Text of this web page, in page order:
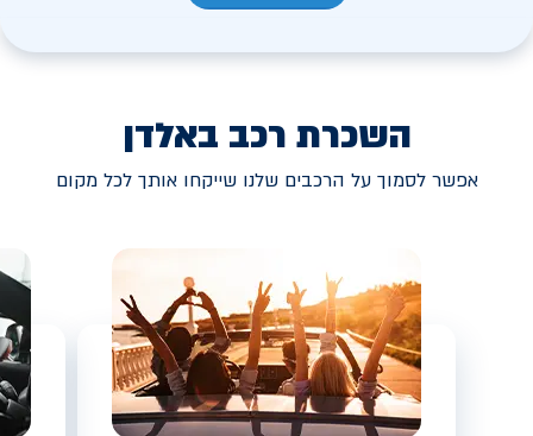
השכרת רכב באלדן
אפשר לסמוך על הרכבים שלנו שייקחו אותך לכל מקום